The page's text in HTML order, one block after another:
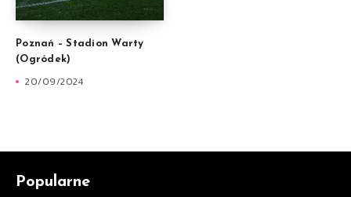
Poznań – Stadion Warty
(Ogródek)
20/09/2024
Popularne